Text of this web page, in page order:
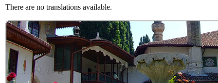
There are no translations available.